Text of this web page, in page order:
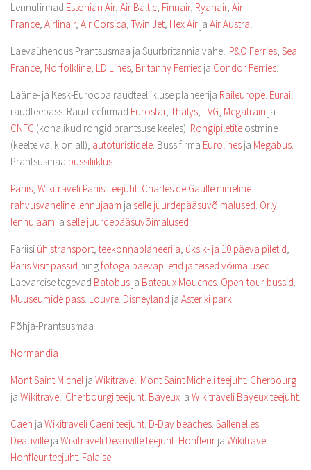
Lennufirmad Estonian Air, Air Baltic, Finnair, Ryanair, Air
France, Airlinair, Air Corsica, Twin Jet, Hex Air ja Air Austral.
Laevaühendus Prantsusmaa ja Suurbritannia vahel: P&O Ferries, Sea
France, Norfolkline, LD Lines, Britanny Ferries ja Condor Ferries.
Lääne- ja Kesk-Euroopa raudteeliikluse planeerija Raileurope. Eurail
raudteepass. Raudteefirmad Eurostar, Thalys, TVG, Megatrain ja
CNFC (kohalikud rongid prantsuse keeles). Rongipiletite ostmine
(keelte valik on all), autoturistidele. Bussifirma Eurolines ja Megabus.
Prantsusmaa bussiliiklus.
Pariis, Wikitraveli Pariisi teejuht. Charles de Gaulle nimeline
rahvusvaheline lennujaam ja selle juurdepääsuvõimalused. Orly
lennujaam ja selle juurdepääsuvõimalused.
Pariisi ühistransport, teekonnaplaneerija, üksik- ja 10 päeva piletid,
Paris Visit passid ningfotoga päevapiletid ja teised võimalused.
Laevareise tegevad Batobus ja Bateaux Mouches. Open-tour bussid.
Muuseumide pass. Louvre. Disneyland ja Asterixi park.
Põhja-Prantsusmaa
Normandia
Mont Saint Michel ja Wikitraveli Mont Saint Micheli teejuht. Cherbourg
ja Wikitraveli Cherbourgi teejuht. Bayeux ja Wikitraveli Bayeux teejuht.
Caen ja Wikitraveli Caeni teejuht. D-Day beaches. Sallenelles.
Deauville ja Wikitraveli Deauville teejuht. Honfleur ja Wikitraveli
Honfleur teejuht. Falaise.